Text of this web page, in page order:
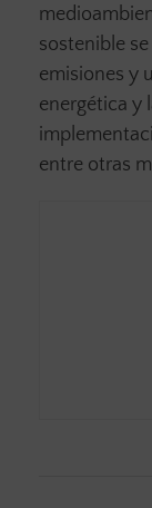
sostenible
emisiones y
energética y
entre otras